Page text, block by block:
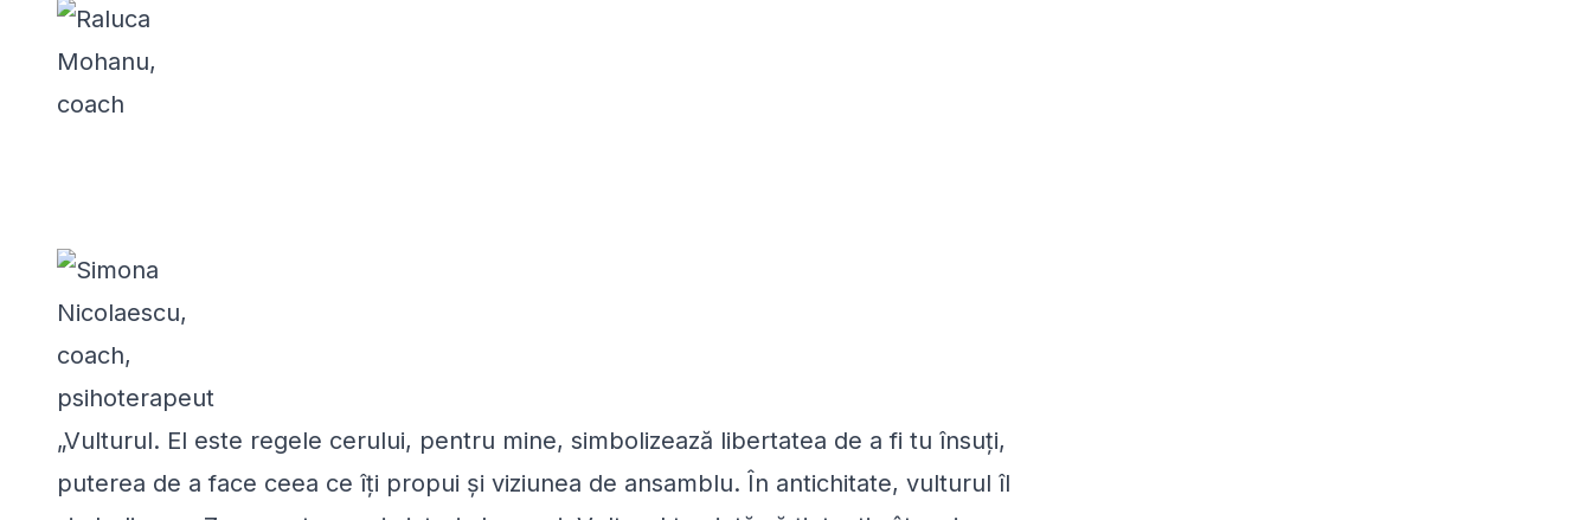
„Vulturul. El este regele cerului, pentru mine, simbolizează libertatea de a fi tu însuți,
puterea de a face ceea ce îți propui și viziunea de ansamblu. În antichitate, vulturul îl